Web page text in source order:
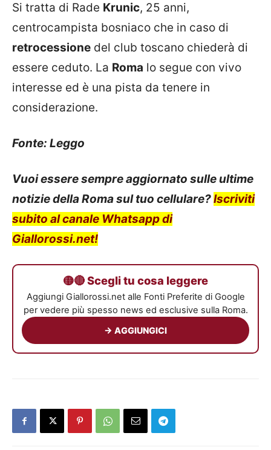
Si tratta di Rade Krunic, 25 anni,
centrocampista bosniaco che in caso di
retrocessione del club toscano chiederà di
essere ceduto. La Roma lo segue con vivo
interesse ed è una pista da tenere in
considerazione.
Fonte: Leggo
Vuoi essere sempre aggiornato sulle ultime
notizie della Roma sul tuo cellulare?Iscriviti
subito al canale Whatsapp di
Giallorossi.net!
🟡🔴 Scegli tu cosa leggere
Aggiungi Giallorossi.net alle Fonti Preferite di Google
per vedere più spesso news ed esclusive sulla Roma.
→ AGGIUNGICI